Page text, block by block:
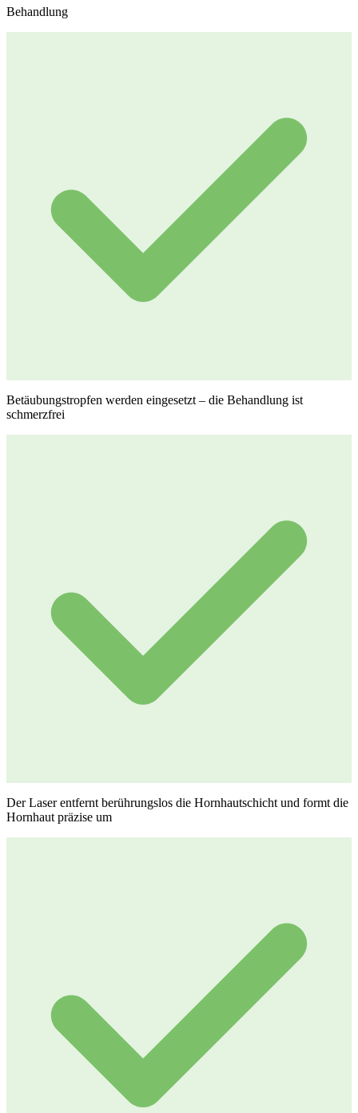
Behandlung
Betäubungstropfen werden eingesetzt – die Behandlung ist
schmerzfrei
Der Laser entfernt berührungslos die Hornhautschicht und formt die
Hornhaut präzise um